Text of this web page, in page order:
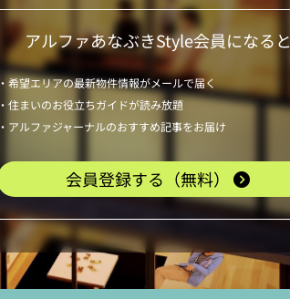
アルファあなぶきStyle会員になると
・希望エリアの最新物件情報がメールで届く
・住まいのお役立ちガイドが読み放題
・アルファジャーナルのおすすめ記事をお届け
会員登録する（無料）